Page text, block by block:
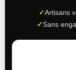
✓Artisans
✓Sans